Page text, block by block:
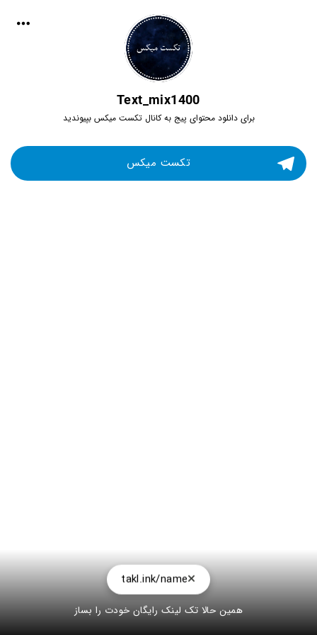
Text_mix1400
برای دانلود محتوای پیج به کانال تکست میکس بپیوندید
تکست میکس
takl.ink/name
همین حالا تک لینک رایگان خودت را بساز